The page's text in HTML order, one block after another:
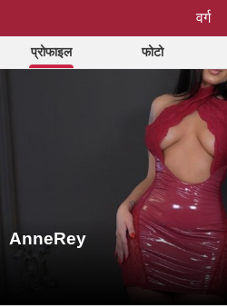
AnneRey
प्रोफाइल फोटो
AnneRey
वर्ग